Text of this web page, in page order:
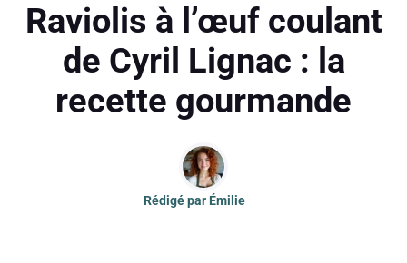
Raviolis à l’œuf coulant
de Cyril Lignac : la
recette gourmande
Rédigé par Émilie